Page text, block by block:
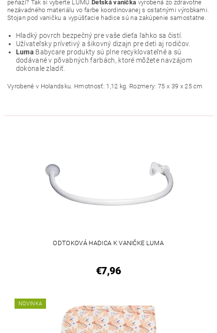
peňazí? Tak si vyberte LUMU.Detská vanička vyrobená zo zdravotne
nezávadného materiálu vo farbe koordinovanej s ostatnými výrobkami.
Stojan pod vaničku a vypúšťacie hadice sú na zakúpenie samostatne.
Hladký povrch bezpečný pre vaše dieťa ľahko sa čistí.
Užívateľsky prívetivý a šikovný dizajn pre deti aj rodičov.
Luma Babycare produkty sú plne recyklovateľné a sú
dodávané v pôvabných farbách, ktoré môžete navzájom
dokonale zladiť.
Vyrobené v Holandsku. Hmotnosť: 1,12 kg. Rozmery: 75 x 39 x 25 cm
ODTOKOVÁ HADICA K VANIČKE LUMA
€7,96
NOVINKA